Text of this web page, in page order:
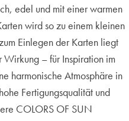
edel und mit einer warmen
wird so zu einem kleinen
Einlegen der Karten liegt
Wirkung – für Inspiration im
harmonische Atmosphäre in
Fertigungsqualität und
COLORS OF SUN